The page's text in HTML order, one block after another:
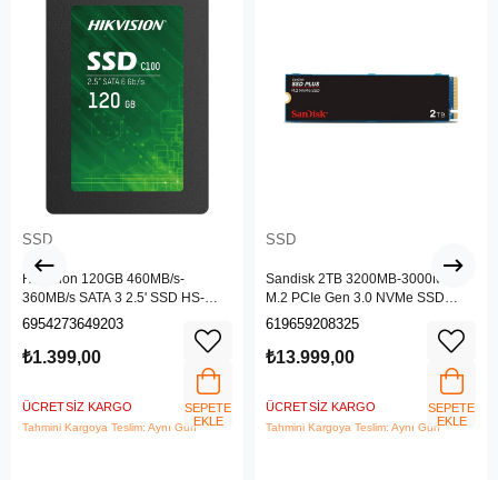
SSD
Hikvision 120GB 460MB/s-
360MB/s SATA 3 2.5' SSD HS-
SSD-C100/120G
6954273649203
₺1.399,00
ÜCRETSIZ KARGO
Tahmini Kargoya Teslim: Aynı Gün
SEPETE
EKLE
SSD
Sandisk 2TB 3200MB-3000MB/s
M.2 PCIe Gen 3.0 NVMe SSD
SDSSDA3N-2T00-G2
619659208325
₺13.999,00
ÜCRETSIZ KARGO
Tahmini Kargoya Teslim: Aynı Gün
SEPETE
EKLE